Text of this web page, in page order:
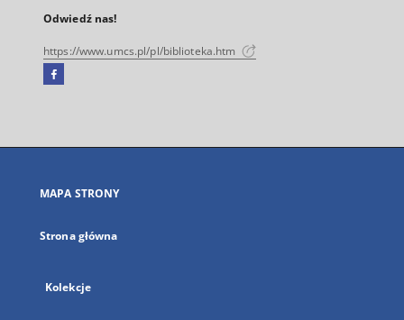
Odwiedź nas!
https://www.umcs.pl/pl/biblioteka.htm
Facebook
się
karcie
MAPA STRONY
Strona główna
Kolekcje